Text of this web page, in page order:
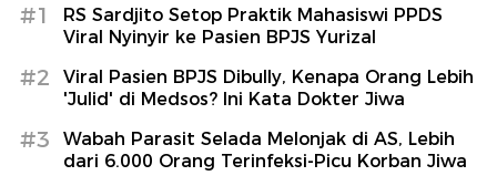
#1
RS Sardjito Setop Praktik Mahasiswi PPDS
Viral Nyinyir ke Pasien BPJS Yurizal
#2
Viral Pasien BPJS Dibully, Kenapa Orang Lebih
'Julid' di Medsos? Ini Kata Dokter Jiwa
#3
Wabah Parasit Selada Melonjak di AS, Lebih
dari 6.000 Orang Terinfeksi-Picu Korban Jiwa